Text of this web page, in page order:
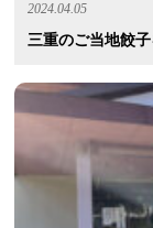
2024.04.05
三重のご当地餃